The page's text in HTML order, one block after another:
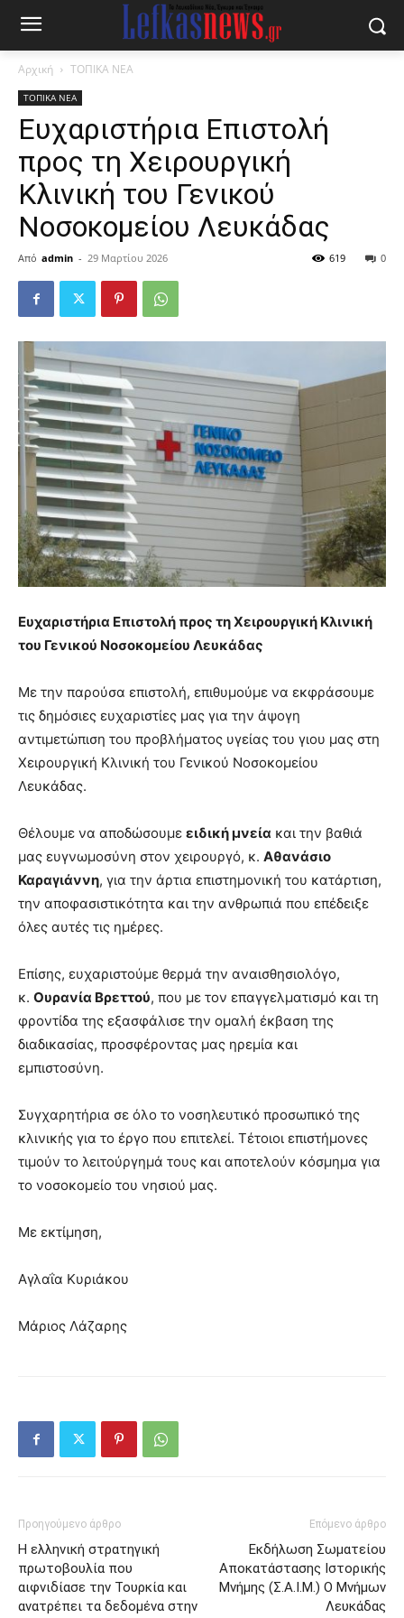
Αρχική ΤΟΠΙΚΑ ΝΕΑ
ΤΟΠΙΚΑ ΝΕΑ
Ευχαριστήρια Επιστολή
προς τη Χειρουργική
Κλινική του Γενικού
Νοσοκομείου Λευκάδας
Από admin - 29 Μαρτίου 2026 0
619
Ευχαριστήρια Επιστολή προς τη Χειρουργική Κλινική
του Γενικού Νοσοκομείου Λευκάδας
Με την παρούσα επιστολή, επιθυμούμε να εκφράσουμε
τις δημόσιες ευχαριστίες μας για την άψογη
αντιμετώπιση του προβλήματος υγείας του γιου μας στη
Χειρουργική Κλινική του Γενικού Νοσοκομείου
Λευκάδας.
Θέλουμε να αποδώσουμε ειδική μνεία και την βαθιά
μας ευγνωμοσύνη στον χειρουργό, κ. Αθανάσιο
Καραγιάννη, για την άρτια επιστημονική του κατάρτιση,
την αποφασιστικότητα και την ανθρωπιά που επέδειξε
όλες αυτές τις ημέρες.
Επίσης, ευχαριστούμε θερμά την αναισθησιολόγο,
κ. Ουρανία Βρεττού, που με τον επαγγελματισμό και τη
φροντίδα της εξασφάλισε την ομαλή έκβαση της
διαδικασίας, προσφέροντας μας ηρεμία και
εμπιστοσύνη.
Συγχαρητήρια σε όλο το νοσηλευτικό προσωπικό της
κλινικής για το έργο που επιτελεί. Τέτοιοι επιστήμονες
τιμούν το λειτούργημά τους και αποτελούν κόσμημα για
το νοσοκομείο του νησιού μας.
Με εκτίμηση,
Αγλαΐα Κυριάκου
Μάριος Λάζαρης
Προηγούμενο άρθρο
Η ελληνική στρατηγική
πρωτοβουλία που
αιφνιδίασε την Τουρκία και
ανατρέπει τα δεδομένα στην
Επόμενο άρθρο
Εκδήλωση Σωματείου
Αποκατάστασης Ιστορικής
Μνήμης (Σ.Α.Ι.Μ.) Ο Μνήμων
Λευκάδας